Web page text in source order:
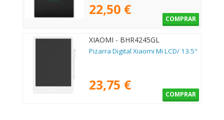
22,50 €
COMPRAR
XIAOMI - BHR4245GL
Pizarra Digital Xiaomi Mi LCD/ 13.5"
23,75 €
COMPRAR